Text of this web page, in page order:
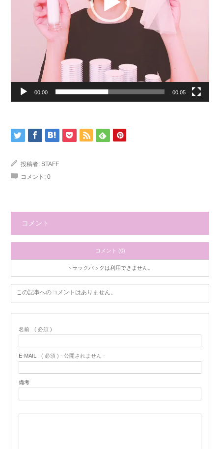
00:00 00:05
投稿者: STAFF
コメント: 0
コメント
コメント (0)
トラックバックは利用できません。
この記事へのコメントはありません。
名前 ( 必須 )
E-MAIL ( 必須 ) - 公開されません -
備考